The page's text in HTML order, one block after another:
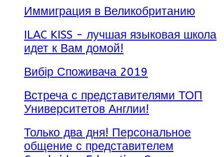
Иммиграция в Великобританию
ILAC KISS - лучшая языковая школа
идет к Вам домой!
Вибір Споживача 2019
Встреча с представителями ТОП
Университетов Англии!
Только два дня! Персональное
общение с представителем